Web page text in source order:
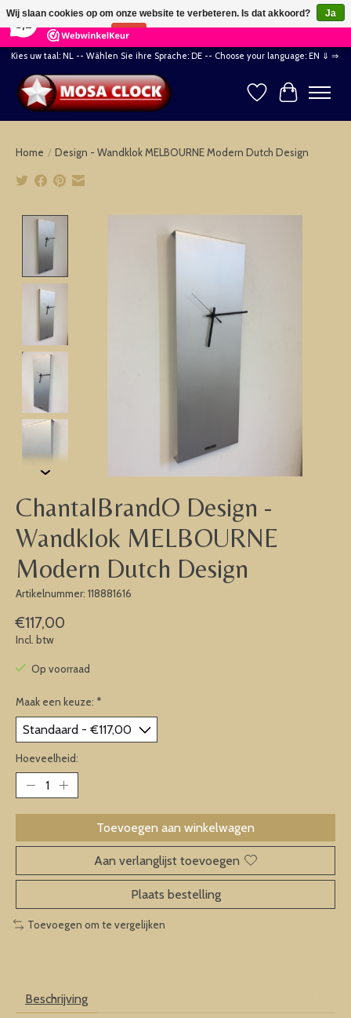
164 Reviews ×
Kies uw taal: NL -- Wählen Sie ihre Sprache: DE -- Choose your language: EN ⇓ ⇒
Verlanglijst
Home / Design - Wandklok MELBOURNE Modern Dutch Design
ChantalBrandO Design -
Wandklok MELBOURNE
Modern Dutch Design
Artikelnummer: 118881616
€117,00
Incl. btw
Op voorraad
Maak een keuze: *
Hoeveelheid:
Toevoegen aan winkelwagen
Aan verlanglijst toevoegen
Plaats bestelling
Toevoegen om te vergelijken
Beschrijving
Wij slaan cookies op om onze website te verbeteren. Is dat akkoord?
Ja
Nee